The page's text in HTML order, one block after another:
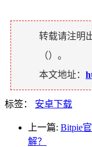
转载请注明
（）。
本文地址：
标签： 安卓下载
上一篇: Bitpie
解？